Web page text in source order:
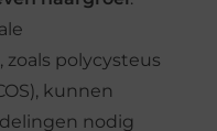
polycysteus
kunnen
nodig